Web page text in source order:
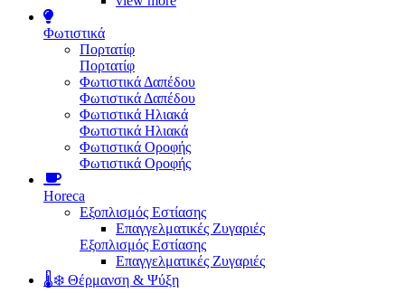
Φωτιστικά
Πορτατίφ
Πορτατίφ
Φωτιστικά Δαπέδου
Φωτιστικά Δαπέδου
Φωτιστικά Ηλιακά
Φωτιστικά Ηλιακά
Φωτιστικά Οροφής
Φωτιστικά Οροφής
Horeca
Εξοπλισμός Εστίασης
Επαγγελματικές Ζυγαριές
Εξοπλισμός Εστίασης
Επαγγελματικές Ζυγαριές
🌡️❄️ Θέρμανση & Ψύξη